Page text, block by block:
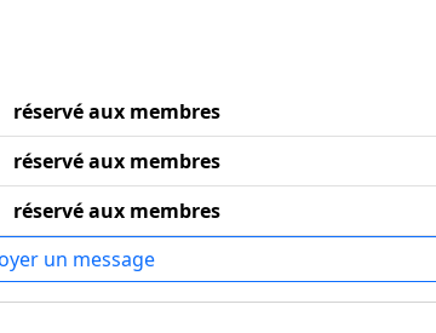
réservé aux membres
réservé aux membres
réservé aux membres
un message